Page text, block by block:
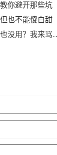
你避开那些坑
也不能傻白甜
用？我来骂醒你